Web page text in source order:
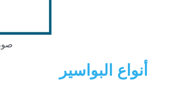
أنواع البواسير